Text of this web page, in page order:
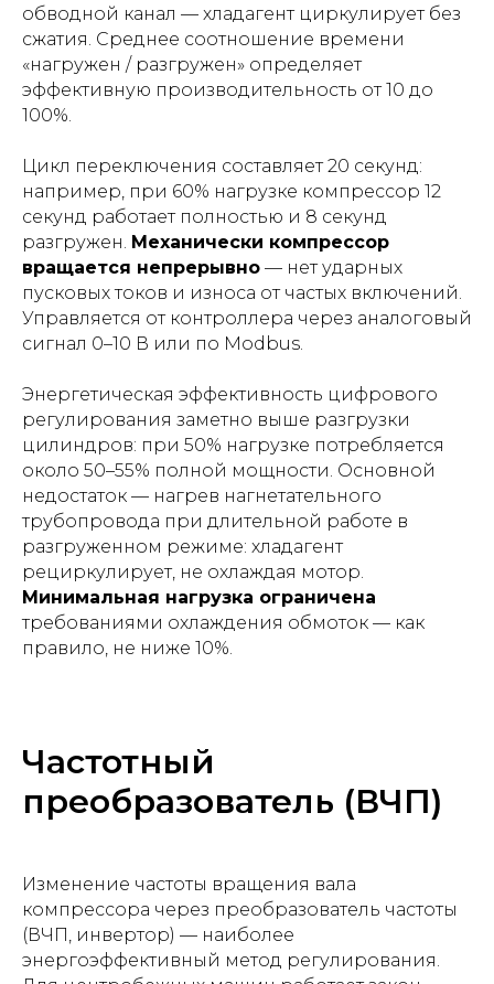
обводной канал — хладагент циркулирует без
сжатия. Среднее соотношение времени
«нагружен / разгружен» определяет
эффективную производительность от 10 до
100%.
Цикл переключения составляет 20 секунд:
например, при 60% нагрузке компрессор 12
секунд работает полностью и 8 секунд
разгружен. Механически компрессор
вращается непрерывно — нет ударных
пусковых токов и износа от частых включений.
Управляется от контроллера через аналоговый
сигнал 0–10 В или по Modbus.
Энергетическая эффективность цифрового
регулирования заметно выше разгрузки
цилиндров: при 50% нагрузке потребляется
около 50–55% полной мощности. Основной
недостаток — нагрев нагнетательного
трубопровода при длительной работе в
разгруженном режиме: хладагент
рециркулирует, не охлаждая мотор.
Минимальная нагрузка ограничена
требованиями охлаждения обмоток — как
правило, не ниже 10%.
Частотный
преобразователь (ВЧП)
Изменение частоты вращения вала
компрессора через преобразователь частоты
(ВЧП, инвертор) — наиболее
энергоэффективный метод регулирования.